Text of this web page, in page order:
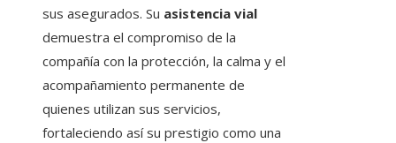
sus asegurados. Su asistencia vial
demuestra el compromiso de la
compañía con la protección, la calma y el
acompañamiento permanente de
quienes utilizan sus servicios,
fortaleciendo así su prestigio como una